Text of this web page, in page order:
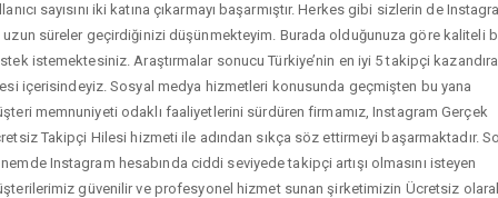
sayısını iki katına çıkarmayı başarmıştır. Herkes gibi sizlerin de
uzun süreler geçirdiğinizi düşünmekteyim. Burada olduğunuza göre kaliteli
istemektesiniz. Araştırmalar sonucu Türkiye’nin en iyi 5 takipçi
içerisindeyiz. Sosyal medya hizmetleri konusunda geçmişten bu yana
memnuniyeti odaklı faaliyetlerini sürdüren firmamız, Instagram Gerçek
Takipçi Hilesi hizmeti ile adından sıkça söz ettirmeyi başarmaktadır.
Instagram hesabında ciddi seviyede takipçi artışı olmasını isteyen
güvenilir ve profesyonel hizmet sunan şirketimizin Ücretsiz